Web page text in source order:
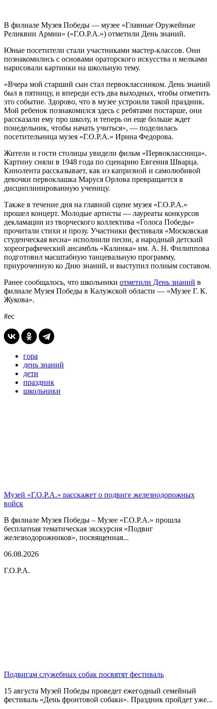
В филиале Музея Победы — музее «Главные Оружейные
Реликвии Армии» («Г.О.Р.А.») отметили День знаний.
Юные посетители стали участниками мастер-классов. Они
познакомились с основами ораторского искусства и мелками
нарисовали картинки на школьную тему.
«Вчера мой старший сын стал первоклассником. День знаний
был в пятницу, и впереди есть два выходных, чтобы отметить
это событие. Здорово, что в музее устроили такой праздник.
Мой ребенок познакомился здесь с ребятами постарше, они
рассказали ему про школу, и теперь он еще больше ждет
понедельник, чтобы начать учиться», — поделилась
посетительница музея «Г.О.Р.А.» Ирина Федорова.
Жители и гости столицы увидели фильм «Первоклассница».
Картину сняли в 1948 года по сценарию Евгения Шварца.
Кинолента рассказывает, как из капризной и самолюбивой
девочки первоклашка Маруся Орлова превращается в
дисциплинированную ученицу.
Также в течение дня на главной сцене музея «Г.О.Р.А.»
прошел концерт. Молодые артисты — лауреаты конкурсов
декламации из творческого коллектива «Голоса Победы»
прочитали стихи и прозу. Участники фестиваля «Московская
студенческая весна» исполнили песни, а народный детский
хореографический ансамбль «Калинка» им. А. Н. Филиппова
подготовил масштабную танцевальную программу,
приуроченную ко Дню знаний, и выступил полным составом.
Ранее сообщалось, что школьники отметили День знаний в
филиале Музея Победы в Калужской области — «Музее Г. К.
Жукова».
#ес
гора
день знаний
дети
праздник
школьники
Музей «Г.О.Р.А.» расскажет о подвиге железнодорожных
войск
В филиале Музея Победы – Музее «Г.О.Р.А.» прошла
бесплатная тематическая экскурсия «Подвиг
железнодорожников», посвященная...
06.08.2026
Г.О.Р.А.
Подвигам служебных собак посвятят фестиваль
15 августа Музей Победы проведет ежегодный семейный
фестиваль «День фронтовой собаки». Праздник пройдет уже...